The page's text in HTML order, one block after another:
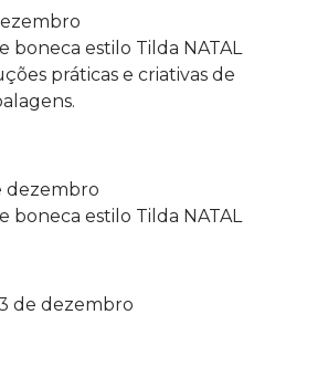
boneca estilo Tilda NATAL
práticas e criativas de
dezembro
boneca estilo Tilda NATAL
de dezembro